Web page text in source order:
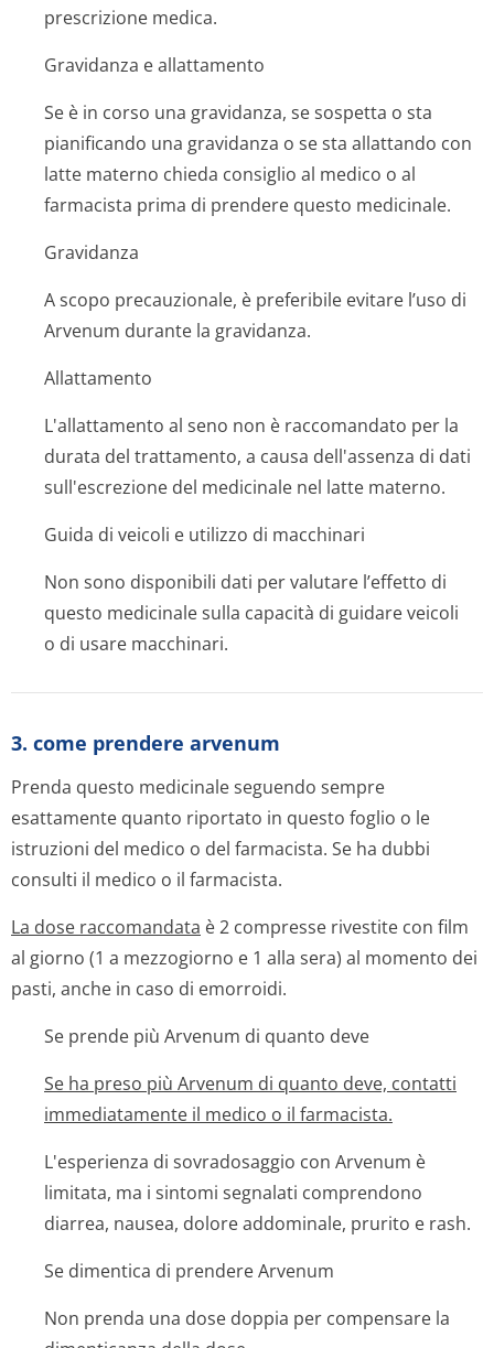
prescrizione medica.
Gravidanza e allattamento
Se è in corso una gravidanza, se sospetta o sta
pianificando una gravidanza o se sta allattando con
latte materno chieda consiglio al medico o al
farmacista prima di prendere questo medicinale.
Gravidanza
A scopo precauzionale, è preferibile evitare l’uso di
Arvenum durante la gravidanza.
Allattamento
L'allattamento al seno non è raccomandato per la
durata del trattamento, a causa dell'assenza di dati
sull'escrezione del medicinale nel latte materno.
Guida di veicoli e utilizzo di macchinari
Non sono disponibili dati per valutare l’effetto di
questo medicinale sulla capacità di guidare veicoli
o di usare macchinari.
3. come prendere arvenum
Prenda questo medicinale seguendo sempre
esattamente quanto riportato in questo foglio o le
istruzioni del medico o del farmacista. Se ha dubbi
consulti il medico o il farmacista.
La dose raccomandata è 2 compresse rivestite con film
al giorno (1 a mezzogiorno e 1 alla sera) al momento dei
pasti, anche in caso di emorroidi.
Se prende più Arvenum di quanto deve
Se ha preso più Arvenum di quanto deve, contatti
immediatamente il medico o il farmacista.
L'esperienza di sovradosaggio con Arvenum è
limitata, ma i sintomi segnalati comprendono
diarrea, nausea, dolore addominale, prurito e rash.
Se dimentica di prendere Arvenum
Non prenda una dose doppia per compensare la